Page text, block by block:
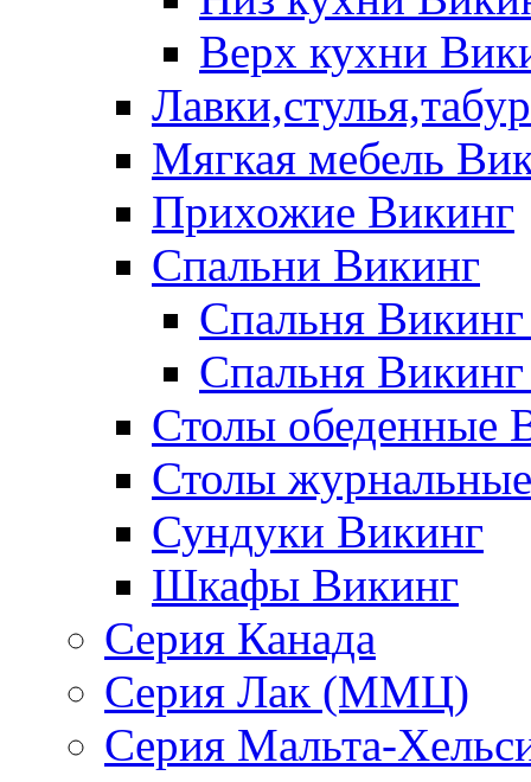
Верх кухни
Мягкая мебель
Прихожие Викинг
Спальни Викинг
Спальня
Спальня
Столы обеденные
Столы
Сундуки Викинг
Шкафы Викинг
Серия Канада
Серия Лак (ММЦ)
Серия Мальта-